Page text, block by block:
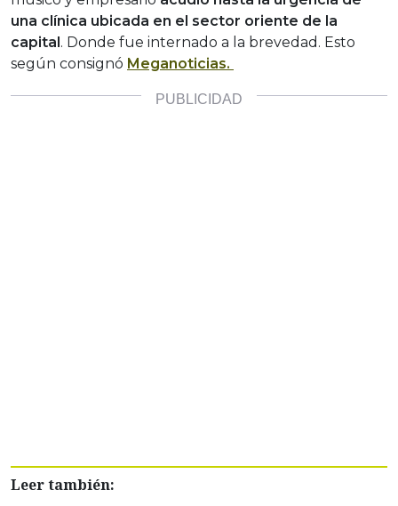
una clínica ubicada en el sector oriente de la
capital . Donde fue internado a la brevedad. Esto
según consignó Meganoticias.
Leer también: